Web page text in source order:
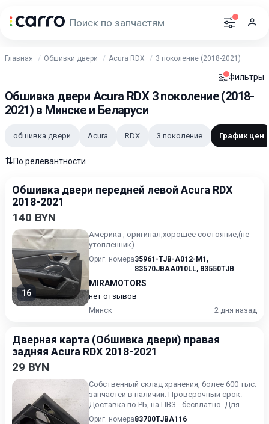
Главная Обшивки двери Acura RDX 3 поколение (2018-2021)
Фильтры
Обшивка двери Acura RDX 3 поколение (2018-
2021) в Минске и Беларуси
обшивка двери Acura RDX 3 поколение График цен
⇅По релевантности
Обшивка двери передней левой Acura RDX
2018-2021
140 BYN
16
Америка , оригинал,хорошее состояние,(не
утопленник).
Ориг. номера35961-TJB-A012-M1 ,
83570JBAA010LL, 83550TJB
MIRAMOTORS
нет отзывов
Минск
2 дня назад
Дверная карта (Обшивка двери) правая
задняя Acura RDX 2018-2021
29 BYN
Собственный склад хранения, более 600 тыс.
запчастей в наличии. Проверочный срок.
Доставка по РБ, на ПВЗ - бесплатно. Для
получения актуальн...
Ориг. номера83700TJBA116